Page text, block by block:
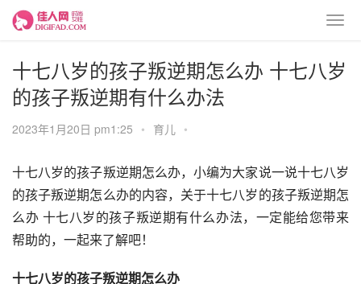
十七八岁的孩子叛逆期怎么办 十七八岁
的孩子叛逆期有什么办法
2023年1月20日 pm1:25 • 育儿 •
十七八岁的孩子叛逆期怎么办，小编为大家说一说十七八岁
的孩子叛逆期怎么办的内容，关于十七八岁的孩子叛逆期怎
么办 十七八岁的孩子叛逆期有什么办法，一定能给您带来
帮助的，一起来了解吧！
十七八岁的孩子叛逆期怎么办